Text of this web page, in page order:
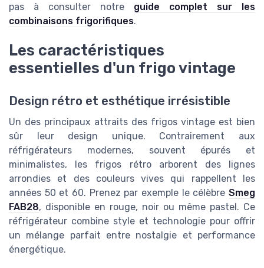
pas à consulter notre guide complet sur les
combinaisons frigorifiques.
Les caractéristiques
essentielles d'un frigo vintage
Design rétro et esthétique irrésistible
Un des principaux attraits des frigos vintage est bien
sûr leur design unique. Contrairement aux
réfrigérateurs modernes, souvent épurés et
minimalistes, les frigos rétro arborent des lignes
arrondies et des couleurs vives qui rappellent les
années 50 et 60. Prenez par exemple le célèbre Smeg
FAB28, disponible en rouge, noir ou même pastel. Ce
réfrigérateur combine style et technologie pour offrir
un mélange parfait entre nostalgie et performance
énergétique.